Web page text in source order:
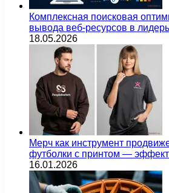
Комплексная поисковая
вывода веб-ресурсов в
18.05.2026
Мерч как инструмент
футболки с принтом —
16.01.2026